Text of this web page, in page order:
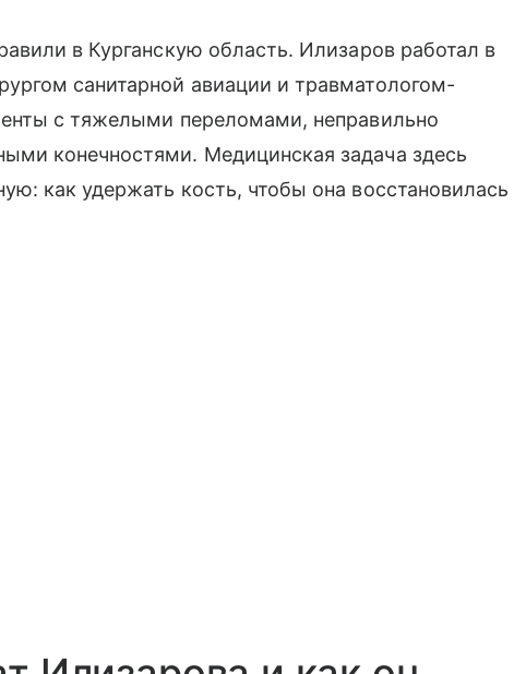
в Курганскую область. Илизаров работал в
санитарной авиации и травматологом-
с тяжелыми переломами, неправильно
конечностями. Медицинская задача здесь
как удержать кость, чтобы она восстановилась